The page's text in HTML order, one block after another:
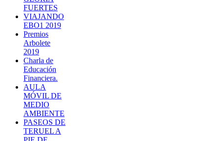
FUERTES
VIAJANDO
EBO1 2019
Premios
Arbolete
2019
Charla de
Educación
Financiera.
AULA
MÓVIL DE
MEDIO
AMBIENTE
PASEOS DE
TERUEL A